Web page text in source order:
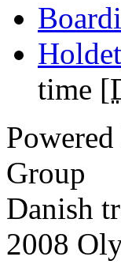
Holdet
time [
Group
Danish
2008